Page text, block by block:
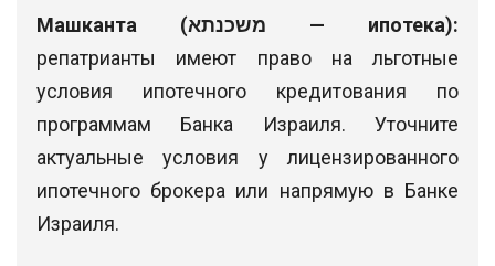
Машканта (משכנתא — ипотека):
репатрианты имеют право на льготные
условия ипотечного кредитования по
программам Банка Израиля. Уточните
актуальные условия у лицензированного
ипотечного брокера или напрямую в Банке
Израиля.